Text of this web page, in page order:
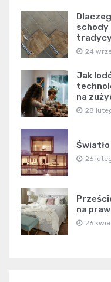
schody
24
Jak
na
28
26
na
26